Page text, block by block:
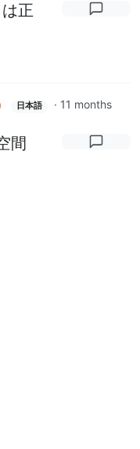
正
日本語 · 11 months
間